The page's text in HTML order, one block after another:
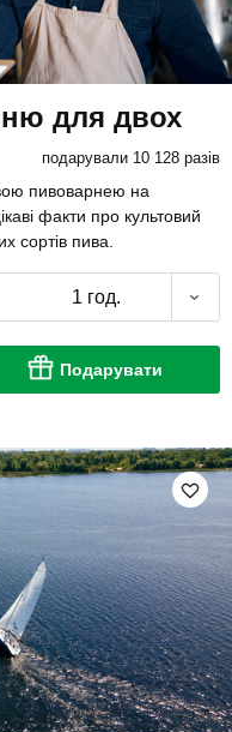
для двох
подарували 10 128 разів
пивоварнею на
факти про культовий
сортів пива.
1 год.
Подарувати